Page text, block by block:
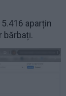
aparțin
bărbați.